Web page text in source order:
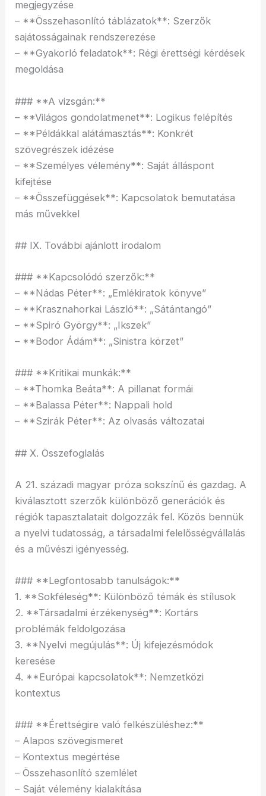
megjegyzése
– **Összehasonlító táblázatok**: Szerzők
sajátosságainak rendszerezése
– **Gyakorló feladatok**: Régi érettségi kérdések
megoldása
### **A vizsgán:**
– **Világos gondolatmenet**: Logikus felépítés
– **Példákkal alátámasztás**: Konkrét
szövegrészek idézése
– **Személyes vélemény**: Saját álláspont
kifejtése
– **Összefüggések**: Kapcsolatok bemutatása
más művekkel
## IX. További ajánlott irodalom
### **Kapcsolódó szerzők:**
– **Nádas Péter**: „Emlékiratok könyve”
– **Krasznahorkai László**: „Sátántangó”
– **Spiró György**: „Ikszek”
– **Bodor Ádám**: „Sinistra körzet”
### **Kritikai munkák:**
– **Thomka Beáta**: A pillanat formái
– **Balassa Péter**: Nappali hold
– **Szirák Péter**: Az olvasás változatai
## X. Összefoglalás
A 21. századi magyar próza sokszínű és gazdag. A
kiválasztott szerzők különböző generációk és
régiók tapasztalatait dolgozzák fel. Közös bennük
a nyelvi tudatosság, a társadalmi felelősségvállalás
és a művészi igényesség.
### **Legfontosabb tanulságok:**
1. **Sokféleség**: Különböző témák és stílusok
2. **Társadalmi érzékenység**: Kortárs
problémák feldolgozása
3. **Nyelvi megújulás**: Új kifejezésmódok
keresése
4. **Európai kapcsolatok**: Nemzetközi
kontextus
### **Érettségire való felkészüléshez:**
– Alapos szövegismeret
– Kontextus megértése
– Összehasonlító szemlélet
– Saját vélemény kialakítása